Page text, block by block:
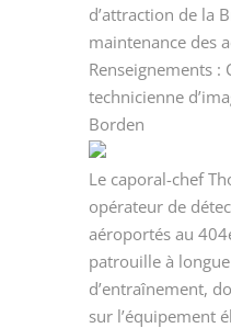
d’attraction de la
maintenance des
Renseignements :
technicienne
Borden
Le caporal-chef
opérateur de
aéroportés au
patrouille à
d’entraînement,
sur l’équipement